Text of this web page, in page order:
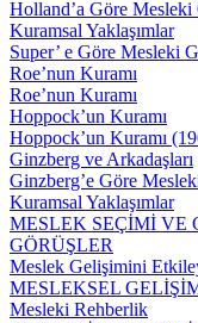
Holland’a Göre Mesleki
Kuramsal Yaklaşımlar
Super’ e Göre Mesleki
Roe’nun Kuramı
Roe’nun Kuramı
Hoppock’un Kuramı
Hoppock’un Kuramı
Ginzberg ve Arkadaşları
Ginzberg’e Göre
Kuramsal Yaklaşımlar
MESLEK SEÇİMİ
GÖRÜŞLER
Meslek Gelişimini
MESLEKSEL
Mesleki Rehberlik